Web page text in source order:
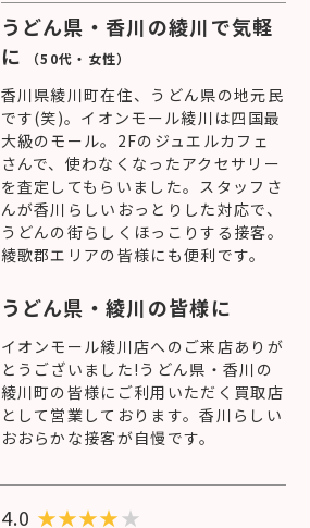
うどん県・香川の綾川で気軽
に
（50代・女性）
香川県綾川町在住、うどん県の地元民
です(笑)。イオンモール綾川は四国最
大級のモール。2Fのジュエルカフェ
さんで、使わなくなったアクセサリー
を査定してもらいました。スタッフさ
んが香川らしいおっとりした対応で、
うどんの街らしくほっこりする接客。
綾歌郡エリアの皆様にも便利です。
うどん県・綾川の皆様に
イオンモール綾川店へのご来店ありが
とうございました!うどん県・香川の
綾川町の皆様にご利用いただく買取店
として営業しております。香川らしい
おおらかな接客が自慢です。
4.0 ★★★★★